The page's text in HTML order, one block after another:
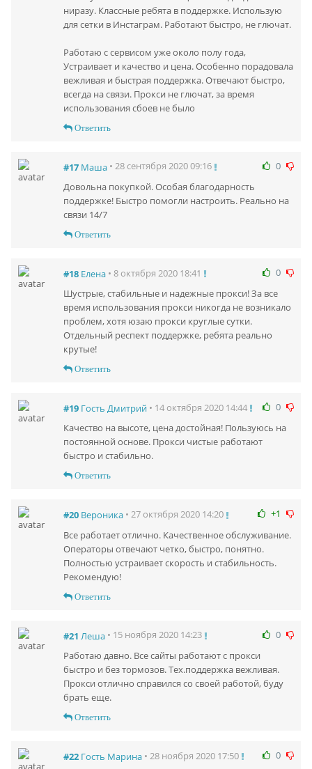
ниразу. Классные ребята в поддержке. Использую
для сетки в Инстаграм. Работают быстро, не глючат.
Работаю с сервисом уже около полу года,
Устраивает и качество и цена. Особенно порадовала
вежливая и быстрая поддержка. Отвечают быстро,
всегда на связи. Прокси не глючат, за время
использования сбоев не было
Ответить
0
#17 Маша • 28 сентября 2020 09:16
Довольна покупкой. Особая благодарность
поддержке! Быстро помогли настроить. Реально на
связи 14/7
Ответить
0
#18 Елена • 8 октября 2020 18:41
Шустрые, стабильные и надежные прокси! За все
время использования прокси никогда не возникало
проблем, хотя юзаю прокси круглые сутки.
Отдельный респект поддержке, ребята реально
крутые!
Ответить
0
#19 Гость Дмитрий • 14 октября 2020 14:44
Качество на высоте, цена достойная! Пользуюсь на
постоянной основе. Прокси чистые работают
быстро и стабильно.
Ответить
+1
#20 Вероника • 27 октября 2020 14:20
Все работает отлично. Качественное обслуживание.
Операторы отвечают четко, быстро, понятно.
Полностью устраивает скорость и стабильность.
Рекомендую!
Ответить
0
#21 Леша • 15 ноября 2020 14:23
Работаю давно. Все сайты работают с прокси
быстро и без тормозов. Тех.поддержка вежливая.
Прокси отлично справился со своей работой, буду
брать еще.
Ответить
0
#22 Гость Марина • 28 ноября 2020 17:50